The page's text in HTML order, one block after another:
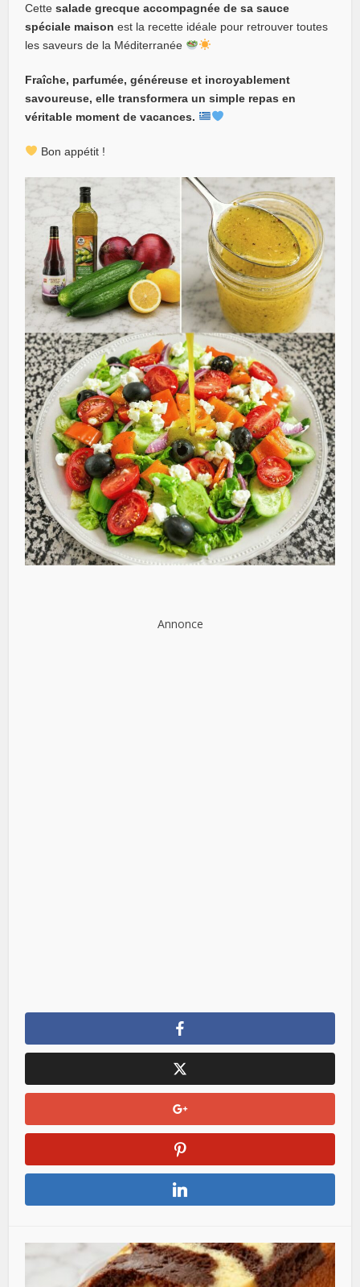
Cettesalade grecque accompagnée de sa sauce
spéciale maison est la recette idéale pour retrouver toutes
les saveurs de la Méditerranée
Fraîche, parfumée, généreuse et incroyablement
savoureuse, elle transformera un simple repas en
véritable moment de vacances.
Bon appétit !
Annonce